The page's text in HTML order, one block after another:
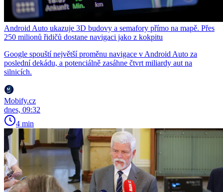
Android Auto ukazuje 3D budovy a semafory přímo na mapě. Přes
250 milionů řidičů dostane navigaci jako z kokpitu
Google spouští největší proměnu navigace v Android Auto za
poslední dekádu, a potenciálně zasáhne čtvrt miliardy aut na
silnicích.
Mobify.cz
dnes, 09:32
4 min